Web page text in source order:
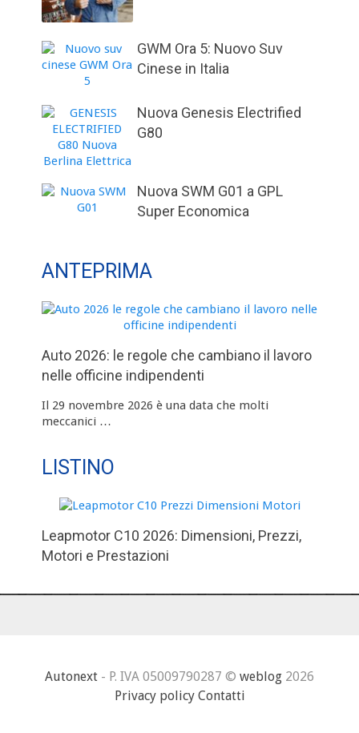
GWM Ora 5: Nuovo Suv
Cinese in Italia
Nuova Genesis Electrified
G80
Nuova SWM G01 a GPL
Super Economica
ANTEPRIMA
Auto 2026: le regole che cambiano il lavoro
nelle officine indipendenti
Il 29 novembre 2026 è una data che molti
meccanici …
LISTINO
Leapmotor C10 2026: Dimensioni, Prezzi,
Motori e Prestazioni
Autonext - P. IVA 05009790287 © weblog 2026
Privacy policy Contatti